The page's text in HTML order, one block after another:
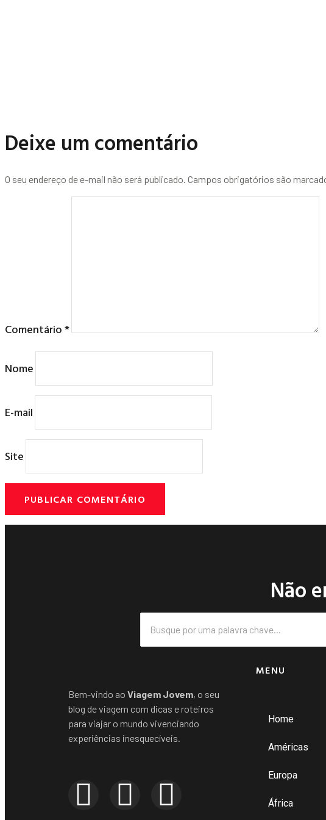
Deixe um comentário
O seu endereço de e-mail não será publicado. Campos obrigatórios são
Comentário*
Nome
E-mail
Site
Não
Bem-vindo ao Viagem Jovem, o seu
blog de viagem com dicas e roteiros
para viajar o mundo vivenciando
experiências inesquecíveis.
MENU
Home
Américas
Europa
África